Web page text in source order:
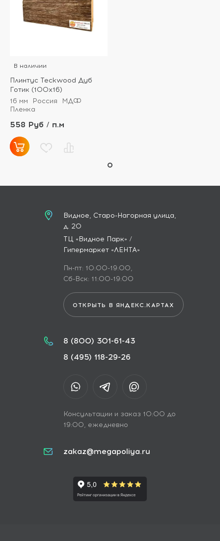
В наличии
Плинтус Teckwood Дуб
Готик (100х16)
16 мм
Россия
МДФ
Пленка
558 Руб / п.м
Видное, Старо-Нагорная улица,
д. 20
ТЦ «Видное Парк» /
Гипермаркет «ЛЕНТА»
Пн-пт: 10:00-19:00,
Сб-Вск: 11:00-19:00
ОТКРЫТЬ В ЯНДЕКС.КАРТАХ
8 (800) 301-61-43
8 (495) 118-29-26
Консультации и заказ 10:00 до
19:00, ежедневно
zakaz@megapoliya.ru